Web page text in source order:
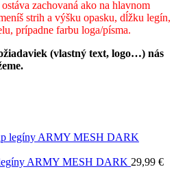
zachovaná ako na hlavnom
strih a výšku opasku, dĺžku legín,
prípadne farbu loga/písma.
(vlastný text, logo…) nás
ARMY MESH DARK 29,99 €